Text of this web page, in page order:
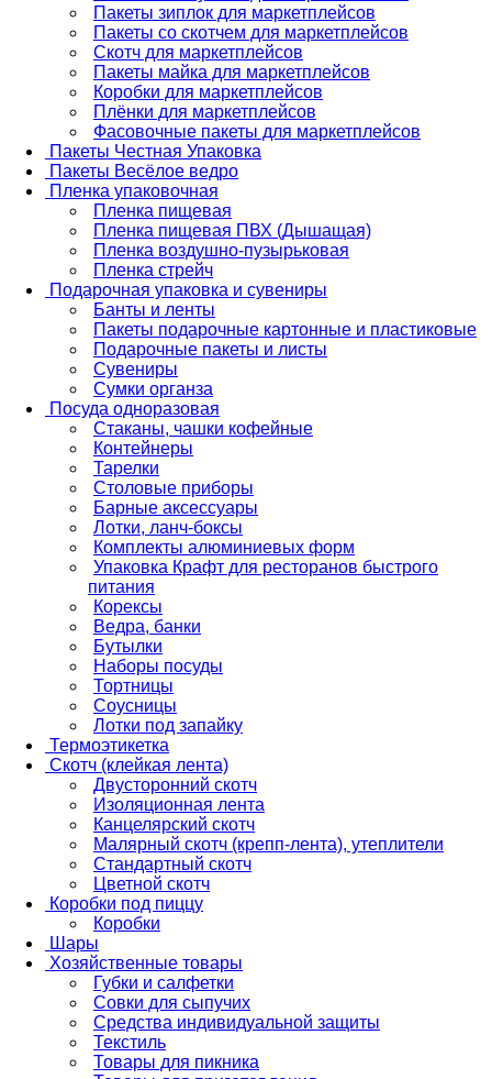
Пакеты зиплок для маркетплейсов
Пакеты со скотчем для маркетплейсов
Скотч для маркетплейсов
Пакеты майка для маркетплейсов
Коробки для маркетплейсов
Плёнки для маркетплейсов
Фасовочные пакеты для маркетплейсов
Пакеты Честная Упаковка
Пакеты Весёлое ведро
Пленка упаковочная
Пленка пищевая
Пленка пищевая ПВХ (Дышащая)
Пленка воздушно-пузырьковая
Пленка стрейч
Подарочная упаковка и сувениры
Банты и ленты
Пакеты подарочные картонные и пластиковые
Подарочные пакеты и листы
Сувениры
Сумки органза
Посуда одноразовая
Стаканы, чашки кофейные
Контейнеры
Тарелки
Столовые приборы
Барные аксессуары
Лотки, ланч-боксы
Комплекты алюминиевых форм
Упаковка Крафт для ресторанов быстрого
питания
Корексы
Ведра, банки
Бутылки
Наборы посуды
Тортницы
Соусницы
Лотки под запайку
Термоэтикетка
Скотч (клейкая лента)
Двусторонний скотч
Изоляционная лента
Канцелярский скотч
Малярный скотч (крепп-лента), утеплители
Стандартный скотч
Цветной скотч
Коробки под пиццу
Коробки
Шары
Хозяйственные товары
Губки и салфетки
Совки для сыпучих
Средства индивидуальной защиты
Текстиль
Товары для пикника